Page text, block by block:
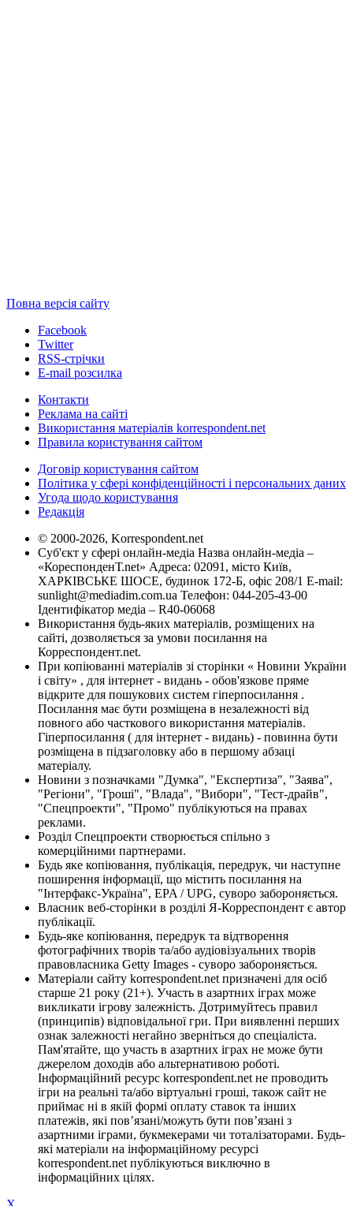
Повна версія сайту
Facebook
Twitter
RSS-стрічки
E-mail розсилка
Контакти
Реклама на сайті
Використання матеріалів korrespondent.net
Правила користування сайтом
Договір користування сайтом
Політика у сфері конфіденційності і персональних даних
Угода щодо користування
Редакція
© 2000-2026, Korrespondent.net
Суб'єкт у сфері онлайн-медіа Назва онлайн-медіа –
«КореспонденТ.net» Адреса: 02091, місто Київ,
ХАРКІВСЬКЕ ШОСЕ, будинок 172-Б, офіс 208/1 E-mail:
sunlight@mediadim.com.ua Телефон: 044-205-43-00
Ідентифікатор медіа – R40-06068
Використання будь-яких матеріалів, розміщених на
сайті, дозволяється за умови посилання на
Корреспондент.net.
При копіюванні матеріалів зі сторінки « Новини України
і світу» , для інтернет - видань - обов'язкове пряме
відкрите для пошукових систем гіперпосилання .
Посилання має бути розміщена в незалежності від
повного або часткового використання матеріалів.
Гіперпосилання ( для інтернет - видань) - повинна бути
розміщена в підзаголовку або в першому абзаці
матеріалу.
Новини з позначками "Думка", "Експертиза", "Заява",
"Регіони", "Гроші", "Влада", "Вибори", "Тест-драйв",
"Спецпроекти", "Промо" публікуються на правах
реклами.
Розділ Спецпроекти створюється спільно з
комерційними партнерами.
Будь яке копіювання, публікація, передрук, чи наступне
поширення інформації, що містить посилання на
"Інтерфакс-Україна", EPA / UPG, суворо забороняється.
Власник веб-сторінки в розділі Я-Корреспондент є автор
публікації.
Будь-яке копіювання, передрук та відтворення
фотографічних творів та/або аудіовізуальних творів
правовласника Getty Images - суворо забороняється.
Матеріали сайту korrespondent.net призначені для осіб
старше 21 року (21+). Участь в азартних іграх може
викликати ігрову залежність. Дотримуйтесь правил
(принципів) відповідальної гри. При виявленні перших
ознак залежності негайно зверніться до спеціаліста.
Пам'ятайте, що участь в азартних іграх не може бути
джерелом доходів або альтернативою роботі.
Інформаційний ресурс korrespondent.net не проводить
ігри на реальні та/або віртуальні гроші, також сайт не
приймає ні в якій формі оплату ставок та інших
платежів, які пов’язані/можуть бути пов’язані з
азартними іграми, букмекерами чи тоталізаторами. Будь-
які матеріали на інформаційному ресурсі
korrespondent.net публікуються виключно в
інформаційних цілях.